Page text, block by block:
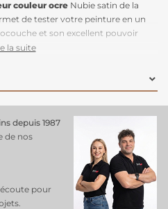
couleur ocre Nubie satin de la
de tester votre peinture en un
et son excellent pouvoir
aisément sur les murs, les
apaisante qui apportera une
à votre intérieur. Disponible en
est le meilleur endroitoù
pour trouver l'ocre Nubie. Optez
vos futurs travaux de
la suite
depuis 1987
de nos
pour